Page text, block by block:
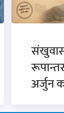
अर्जुन